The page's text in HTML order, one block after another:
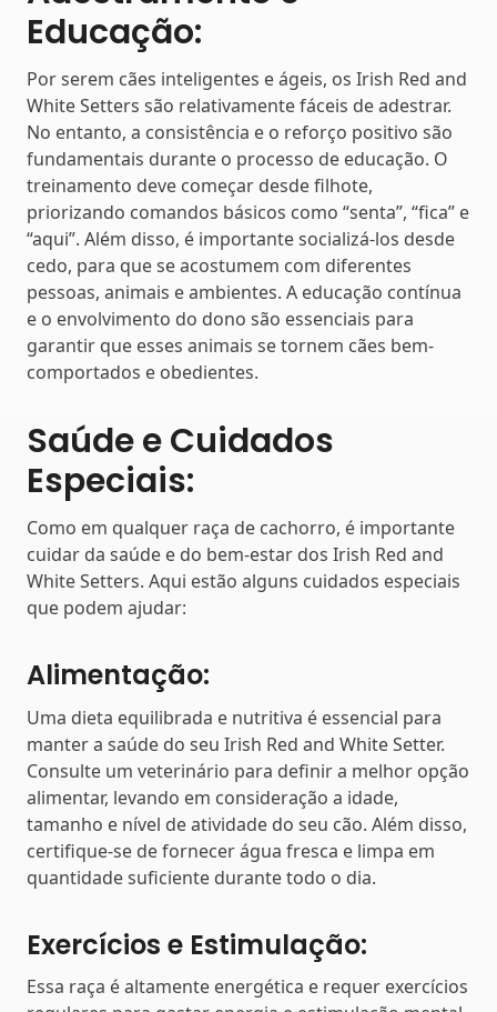
Educação:
Por serem cães inteligentes e ágeis, os Irish Red and
White Setters são relativamente fáceis de adestrar.
No entanto, a consistência e o reforço positivo são
fundamentais durante o processo de educação. O
treinamento deve começar desde filhote,
priorizando comandos básicos como “senta”, “fica” e
“aqui”. Além disso, é importante socializá-los desde
cedo, para que se acostumem com diferentes
pessoas, animais e ambientes. A educação contínua
e o envolvimento do dono são essenciais para
garantir que esses animais se tornem cães bem-
comportados e obedientes.
Saúde e Cuidados
Especiais:
Como em qualquer raça de cachorro, é importante
cuidar da saúde e do bem-estar dos Irish Red and
White Setters. Aqui estão alguns cuidados especiais
que podem ajudar:
Alimentação:
Uma dieta equilibrada e nutritiva é essencial para
manter a saúde do seu Irish Red and White Setter.
Consulte um veterinário para definir a melhor opção
alimentar, levando em consideração a idade,
tamanho e nível de atividade do seu cão. Além disso,
certifique-se de fornecer água fresca e limpa em
quantidade suficiente durante todo o dia.
Exercícios e Estimulação:
Essa raça é altamente energética e requer exercícios